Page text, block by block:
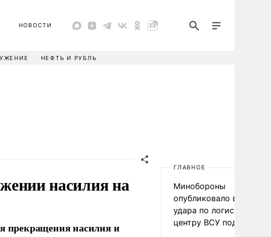
НОВОСТИ
НЕФТЬ И РУБЛЬ
насилия на
прекращения насилия и
ГЛАВНОЕ
Минобороны
опубликовало видео
удара по
центру ВСУ под Киевом